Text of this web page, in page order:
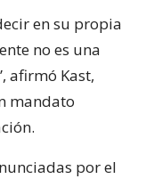
en su propia
no es una
afirmó Kast,
mandato
por el